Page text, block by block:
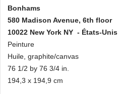
Bonhams
580 Madison Avenue, 6th floor
10022 New York NY - États-Unis
Peinture
Huile, graphite/canvas
76 1/2 by 76 3/4 in.
194,3 x 194,9 cm